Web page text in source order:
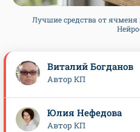
Лучшие средства от ячменя
Виталий Богданов
Автор КП
Юлия Нефедова
Автор КП